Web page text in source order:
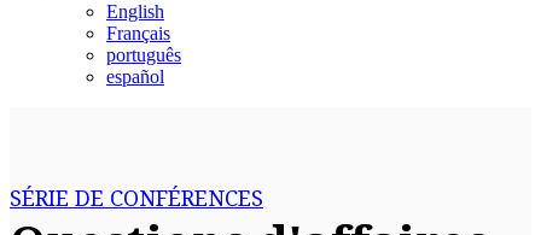
English
Français
português
español
SÉRIE DE CONFÉRENCES